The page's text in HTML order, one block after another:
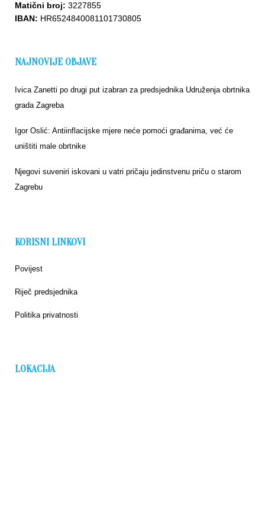
Matični broj: 3227855
IBAN: HR6524840081101730805
NAJNOVIJE OBJAVE
Ivica Zanetti po drugi put izabran za predsjednika Udruženja obrtnika
grada Zagreba
Igor Oslić: Antiinflacijske mjere neće pomoći građanima, već će
uništiti male obrtnike
Njegovi suveniri iskovani u vatri pričaju jedinstvenu priču o starom
Zagrebu
KORISNI LINKOVI
Povijest
Riječ predsjednika
Politika privatnosti
LOKACIJA